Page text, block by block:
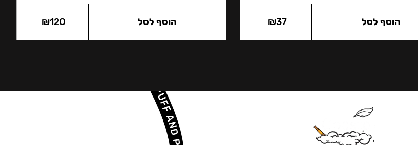
₪37 הוסף לסל ₪120 הוסף לסל